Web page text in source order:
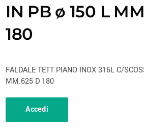
IN PB ø 150 L
180
FALDALE TETT PIANO INOX 316L C/
MM.625 D 180
Accedi